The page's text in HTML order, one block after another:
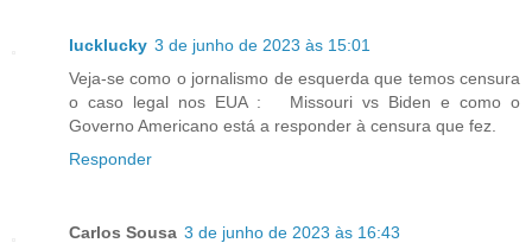
lucklucky 3 de junho de 2023 às 15:01
Veja-se como o jornalismo de esquerda que temos censura
o caso legal nos EUA : Missouri vs Biden e como o
Governo Americano está a responder à censura que fez.
Responder
Carlos Sousa 3 de junho de 2023 às 16:43